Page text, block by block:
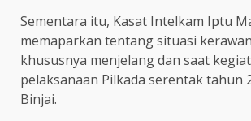
Sementara itu, Kasat Intelkam Iptu
memaparkan tentang situasi
khususnya menjelang dan saat
pelaksanaan Pilkada serentak tahun
Binjai.